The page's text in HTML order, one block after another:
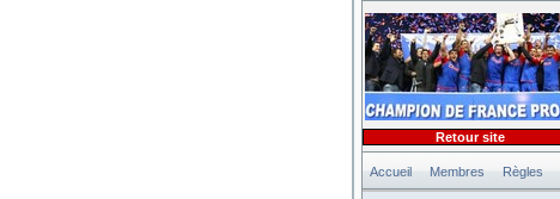
Accueil Membres Règles
Retour site